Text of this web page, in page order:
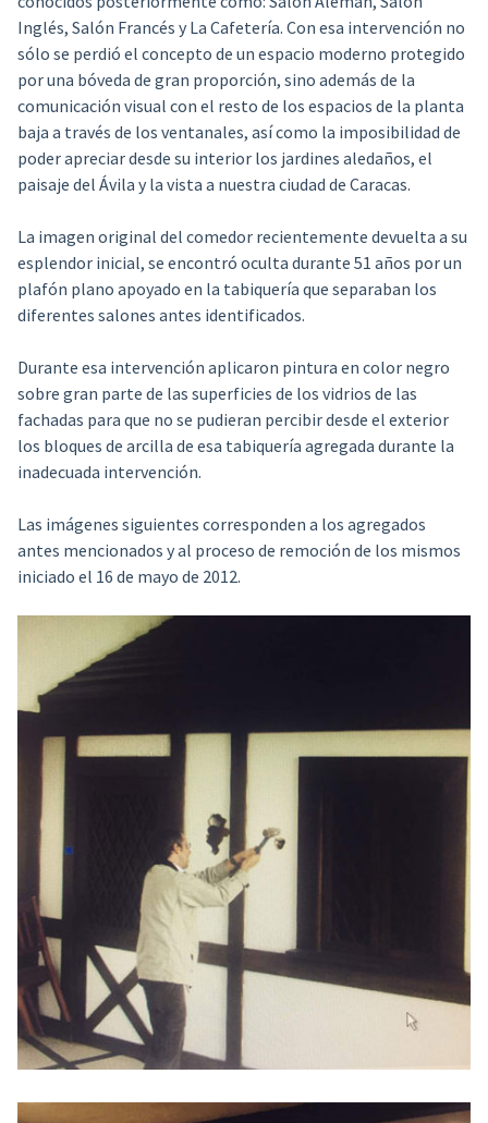
Inglés, Salón Francés y La Cafetería. Con esa intervención no
sólo se perdió el concepto de un espacio moderno protegido
por una bóveda de gran proporción, sino además de la
comunicación visual con el resto de los espacios de la planta
baja a través de los ventanales, así como la imposibilidad de
poder apreciar desde su interior los jardines aledaños, el
paisaje del Ávila y la vista a nuestra ciudad de Caracas.
La imagen original del comedor recientemente devuelta a su
esplendor inicial, se encontró oculta durante 51 años por un
plafón plano apoyado en la tabiquería que separaban los
diferentes salones antes identificados.
Durante esa intervención aplicaron pintura en color negro
sobre gran parte de las superficies de los vidrios de las
fachadas para que no se pudieran percibir desde el exterior
los bloques de arcilla de esa tabiquería agregada durante la
inadecuada intervención.
Las imágenes siguientes corresponden a los agregados
antes mencionados y al proceso de remoción de los mismos
iniciado el 16 de mayo de 2012.